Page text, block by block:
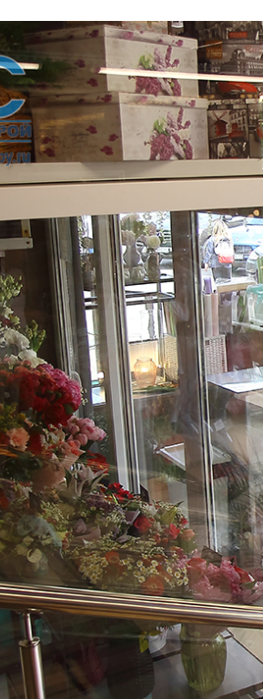
Фурнитура для
межкомнатных
дверей
душевых
серия)